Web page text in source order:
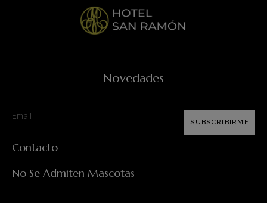
Novedades
SUBSCRIBIRME
Contacto
No Se Admiten Mascotas